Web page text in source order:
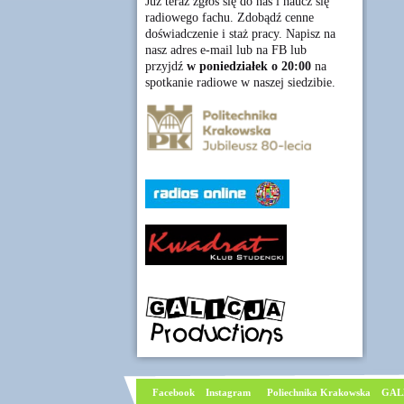
radiowego fachu. Zdobądź cenne
doświadczenie i staż pracy. Napisz na
nasz adres e-mail lub na FB lub
przyjdź w poniedziałek o 20:00na
spotkanie radiowe w naszej siedzibie.
Facebook Instagram Poliechnika Krakowska